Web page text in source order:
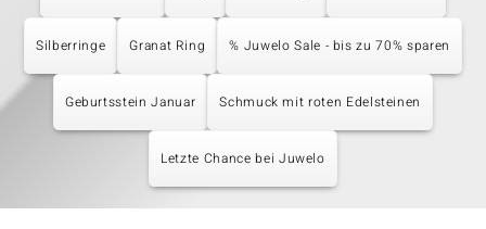
Silberringe Granat Ring % Juwelo Sale - bis zu 70% sparen
Geburtsstein Januar Schmuck mit roten Edelsteinen
Letzte Chance bei Juwelo